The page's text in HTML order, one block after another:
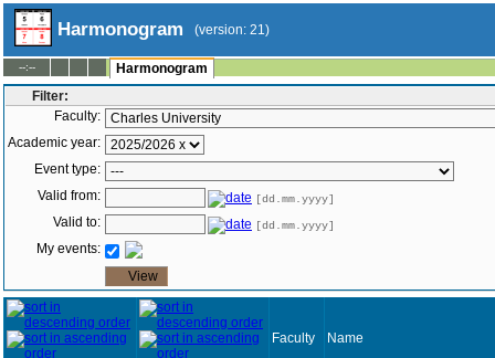
Harmonogram (version: 21)
--:--
Harmonogram
Filter:
Faculty:
Academic year:
Event type:
Valid from:
[dd.mm.yyyy]
Valid to: [dd.mm.yyyy]
My events:
Faculty Name